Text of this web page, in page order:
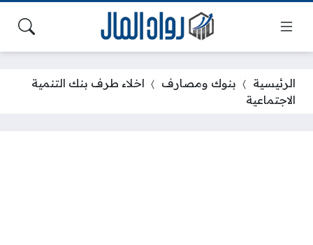
الرئيسية بنوك ومصارف
اخلاء طرف بنك التنمية
الاجتماعية